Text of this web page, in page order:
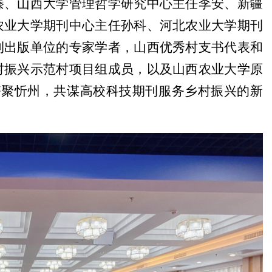
山西大学管理哲学研究中心主任李安、新疆
大学期刊中心主任孙科、河北农业大学期刊
版单位的专家学者，山西优秀村支书代表和
兴示范村项目组成员，以及山西农业大学原
忻州，共谋高校科技期刊服务乡村振兴的新